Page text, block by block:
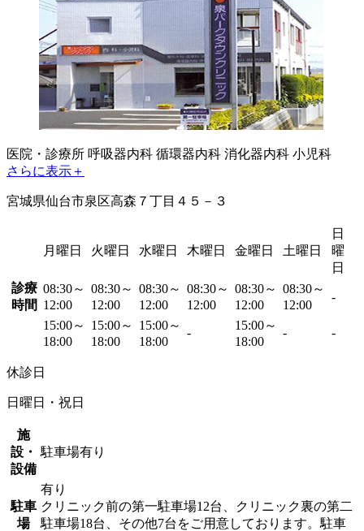
医院・診療所 呼吸器内科 循環器内科 消化器内科 小児科
さらに表示＋
宮城県仙台市泉区高森７丁目４５－３
月曜日 火曜日 水曜日 木曜日 金曜日 土曜日
日
曜
日
診療
時間
08:30～
12:00
08:30～
12:00
08:30～
12:00
08:30～
12:00
08:30～
12:00
08:30～
12:00
-
15:00～
18:00
15:00～
18:00
15:00～
18:00
-
15:00～
18:00
- -
休診日
日曜日・祝日
施
設・
設備
駐車場有り
駐車
場
有り
クリニック前の第一駐車場12台、クリニック裏の第二
駐車場18台、その他7台をご用意しております。駐車